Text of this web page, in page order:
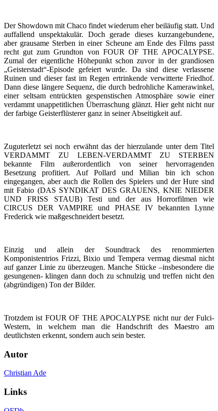
Der Showdown mit Chaco findet wiederum eher beiläufig statt. Und
auffallend unspektakulär. Doch gerade dieses kurzangebundene,
aber grausame Sterben in einer Scheune am Ende des Films passt
recht gut zum Grundton von FOUR OF THE APOCALYPSE.
Zumal der eigentliche Höhepunkt schon zuvor in der grandiosen
„Geisterstadt“-Episode gefeiert wurde. Da sind diese verlassene
Ruinen und dieser fast im Regen ertrinkende verwitterte Friedhof.
Dann diese längere Sequenz, die durch bedrohliche Kamerawinkel,
einer seltsam entrückten gespenstischen Atmosphäre sowie einer
verdammt unappetitlichen Überraschung glänzt. Hier geht nicht nur
der farbige Geisterflüsterer ganz in seiner Abseitigkeit auf.
Zuguterletzt sei noch erwähnt das der hierzulande unter dem Titel
VERDAMMT ZU LEBEN-VERDAMMT ZU STERBEN
bekannte Film außerordentlich von seiner hervorragenden
Besetzung profitiert. Auf Pollard und Milian bin ich schon
eingegangen, aber auch die Rollen des Spielers und der Hure sind
mit Fabio (DAS SYNDIKAT DES GRAUENS, KNIE NIEDER
UND FRISS STAUB) Testi und der aus Horrorfilmen wie
CIRCUS DER VAMPIRE und PHASE IV bekannten Lynne
Frederick wie maßgeschneidert besetzt.
Einzig und allein der Soundtrack des renommierten
Komponistentrios Frizzi, Bixio und Tempera vermag diesmal nicht
auf ganzer Linie zu überzeugen. Manche Stücke –insbesondere die
gesungenen- klingen dann doch zu schnulzig und treffen nicht den
(abgründigen) Ton der Bilder.
Trotzdem ist FOUR OF THE APOCALYPSE nicht nur der Fulci-
Western, in welchem man die Handschrift des Maestro am
deutlichsten erkennt, sondern auch sein bester.
Autor
Christian Ade
Links